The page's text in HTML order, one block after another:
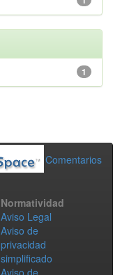
1
Comentarios
Normatividad
Aviso Legal
Aviso de
privacidad
simplificado
Aviso de